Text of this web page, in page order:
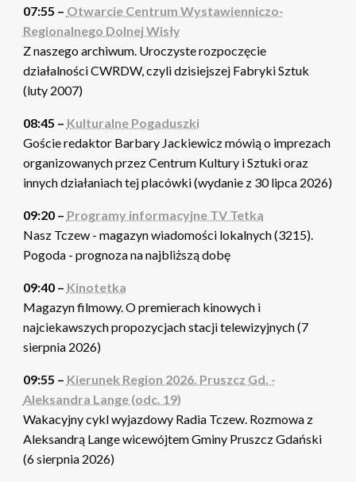
07:55 – Otwarcie Centrum Wystawienniczo-
Regionalnego Dolnej Wisły
Z naszego archiwum. Uroczyste rozpoczęcie
działalności CWRDW, czyli dzisiejszej Fabryki Sztuk
(luty 2007)
08:45 – Kulturalne Pogaduszki
Goście redaktor Barbary Jackiewicz mówią o imprezach
organizowanych przez Centrum Kultury i Sztuki oraz
innych działaniach tej placówki (wydanie z 30 lipca 2026)
09:20 – Programy informacyjne TV Tetka
Nasz Tczew - magazyn wiadomości lokalnych (3215).
Pogoda - prognoza na najbliższą dobę
09:40 – Kinotetka
Magazyn filmowy. O premierach kinowych i
najciekawszych propozycjach stacji telewizyjnych (7
sierpnia 2026)
09:55 – Kierunek Region 2026. Pruszcz Gd. -
Aleksandra Lange (odc. 19)
Wakacyjny cykl wyjazdowy Radia Tczew. Rozmowa z
Aleksandrą Lange wicewójtem Gminy Pruszcz Gdański
(6 sierpnia 2026)